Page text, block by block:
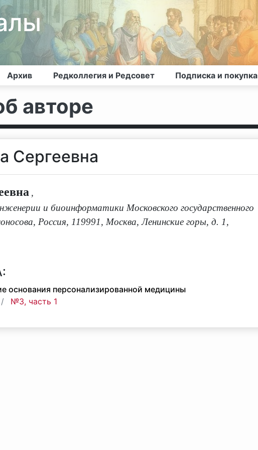
Архив Редколлегия и Редсовет Подписка и покупка
авторе
Сергеевна
,
и биоинформатики Московского государственного
Россия, 119991, Москва, Ленинские горы, д. 1,
основания персонализированной медицины
№3, часть 1